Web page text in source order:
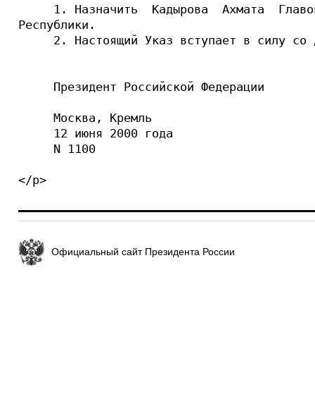
1. Назначить  Кадырова  Ахмата
Республики.
2. Настоящий Указ вступает в силу со
Президент Российской Федерации
     Москва, Кремль
     12 июня 2000 года
     N 1100
</p>
Официальный сайт Президента России